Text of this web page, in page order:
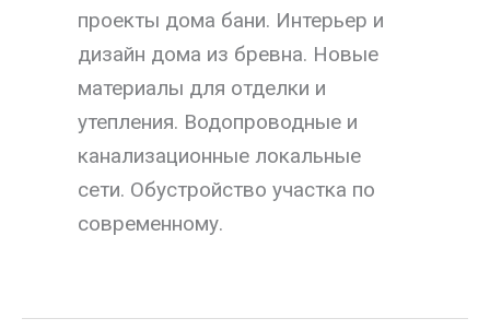
проекты дома бани. Интерьер и
дизайн дома из бревна. Новые
материалы для отделки и
утепления. Водопроводные и
канализационные локальные
сети. Обустройство участка по
современному.